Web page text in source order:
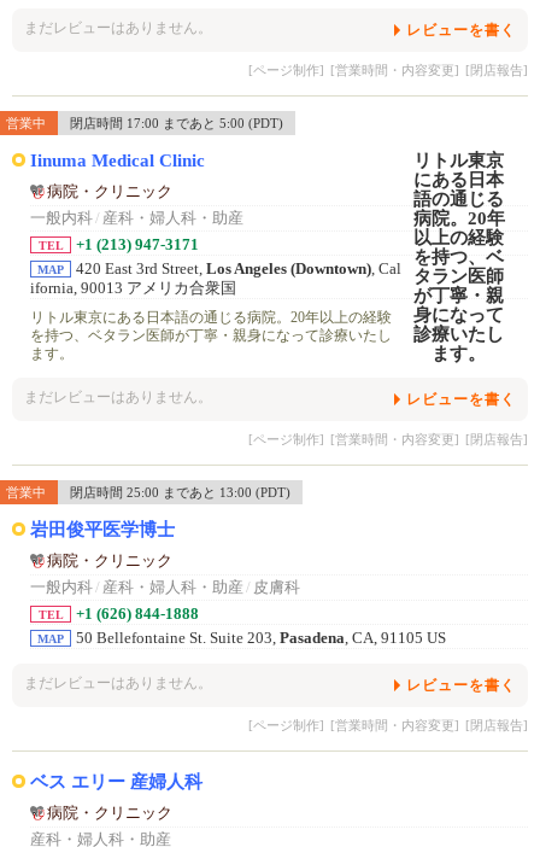
まだレビューはありません。 レビューを書く
[ページ制作] [営業時間・内容変更] [閉店報告]
営業中 閉店時間 17:00 まであと 5:00 (PDT)
Iinuma Medical Clinic
病院・クリニック
一般内科/ 産科・婦人科・助産
TEL +1 (213) 947-3171
MAP 420 East 3rd Street, Los Angeles (Downtown), Cal
ifornia, 90013 アメリカ合衆国
リトル東京にある日本語の通じる病院。20年以上の経験
を持つ、ベタラン医師が丁寧・親身になって診療いたし
ます。
まだレビューはありません。 レビューを書く
[ページ制作] [営業時間・内容変更] [閉店報告]
営業中 閉店時間 25:00 まであと 13:00 (PDT)
岩田俊平医学博士
病院・クリニック
一般内科/ 産科・婦人科・助産 / 皮膚科
TEL +1 (626) 844-1888
MAP 50 Bellefontaine St. Suite 203, Pasadena, CA, 91105 US
まだレビューはありません。 レビューを書く
[ページ制作] [営業時間・内容変更] [閉店報告]
ベス エリー 産婦人科
病院・クリニック
産科・婦人科・助産